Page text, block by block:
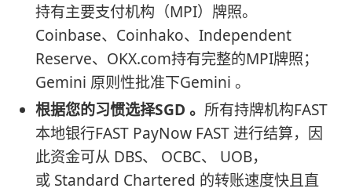
持有主要支付机构（MPI）牌照。
Coinbase、Coinhako、Independent
Reserve、OKX.com持有完整的MPI牌照；
Gemini 原则性批准下Gemini 。
根据您的习惯选择SGD 。 所有持牌机构FAST
本地银行FAST PayNow FAST 进行结算，因
此资金可从 DBS、 OCBC、 UOB，
或 Standard Chartered 的转账速度快且直